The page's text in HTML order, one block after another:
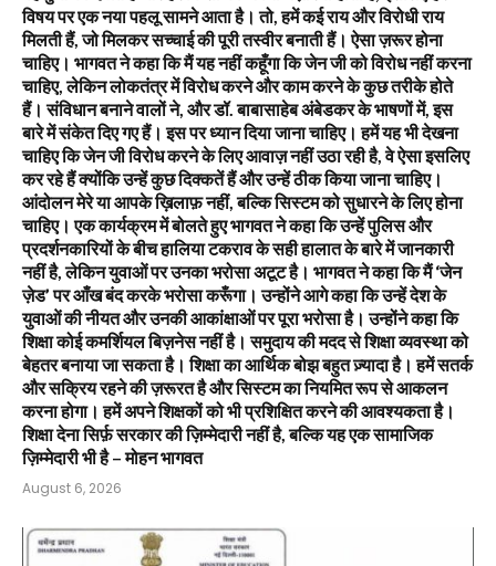
विषय पर एक नया पहलू सामने आता है। तो, हमें कई राय और विरोधी राय
मिलती हैं, जो मिलकर सच्चाई की पूरी तस्वीर बनाती हैं। ऐसा ज़रूर होना
चाहिए। भागवत ने कहा कि मैं यह नहीं कहूँगा कि जेन जी को विरोध नहीं करना
चाहिए, लेकिन लोकतंत्र में विरोध करने और काम करने के कुछ तरीके होते
हैं। संविधान बनाने वालों ने, और डॉ. बाबासाहेब अंबेडकर के भाषणों में, इस
बारे में संकेत दिए गए हैं। इस पर ध्यान दिया जाना चाहिए। हमें यह भी देखना
चाहिए कि जेन जी विरोध करने के लिए आवाज़ नहीं उठा रही है, वे ऐसा इसलिए
कर रहे हैं क्योंकि उन्हें कुछ दिक्कतें हैं और उन्हें ठीक किया जाना चाहिए।
आंदोलन मेरे या आपके ख़िलाफ़ नहीं, बल्कि सिस्टम को सुधारने के लिए होना
चाहिए। एक कार्यक्रम में बोलते हुए भागवत ने कहा कि उन्हें पुलिस और
प्रदर्शनकारियों के बीच हालिया टकराव के सही हालात के बारे में जानकारी
नहीं है, लेकिन युवाओं पर उनका भरोसा अटूट है। भागवत ने कहा कि मैं ‘जेन
ज़ेड’ पर आँख बंद करके भरोसा करूँगा। उन्होंने आगे कहा कि उन्हें देश के
युवाओं की नीयत और उनकी आकांक्षाओं पर पूरा भरोसा है। उन्होंने कहा कि
शिक्षा कोई कमर्शियल बिज़नेस नहीं है। समुदाय की मदद से शिक्षा व्यवस्था को
बेहतर बनाया जा सकता है। शिक्षा का आर्थिक बोझ बहुत ज़्यादा है। हमें सतर्क
और सक्रिय रहने की ज़रूरत है और सिस्टम का नियमित रूप से आकलन
करना होगा। हमें अपने शिक्षकों को भी प्रशिक्षित करने की आवश्यकता है।
शिक्षा देना सिर्फ़ सरकार की ज़िम्मेदारी नहीं है, बल्कि यह एक सामाजिक
ज़िम्मेदारी भी है – मोहन भागवत
August 6, 2026